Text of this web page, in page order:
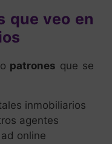
que veo en
patrones que se
inmobiliarios
agentes
online